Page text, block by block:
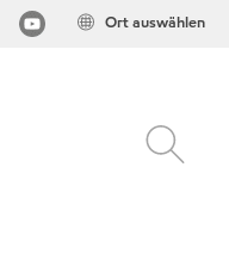
Ort auswählen